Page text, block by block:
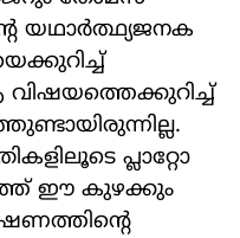
യഥാര്‍ത്ഥ്യജനക
പ്ലാറ്റോ
ഈ കുഴക്കും